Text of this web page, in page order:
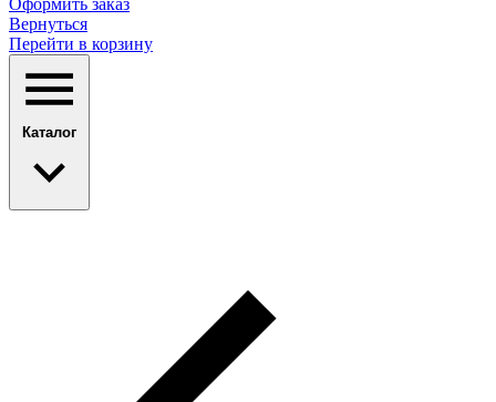
Оформить заказ
Вернуться
Перейти в корзину
Каталог